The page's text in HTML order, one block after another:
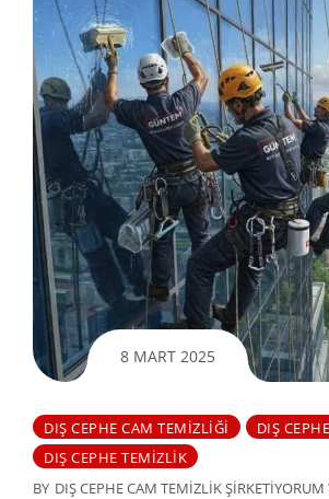
8 MART 2025
DIŞ CEPHE CAM TEMIZLIĞI
DIŞ
DIŞ CEPHE TEMIZLIK
BY DIŞ CEPHE CAM TEMIZLIK ŞIRKETIYORUM